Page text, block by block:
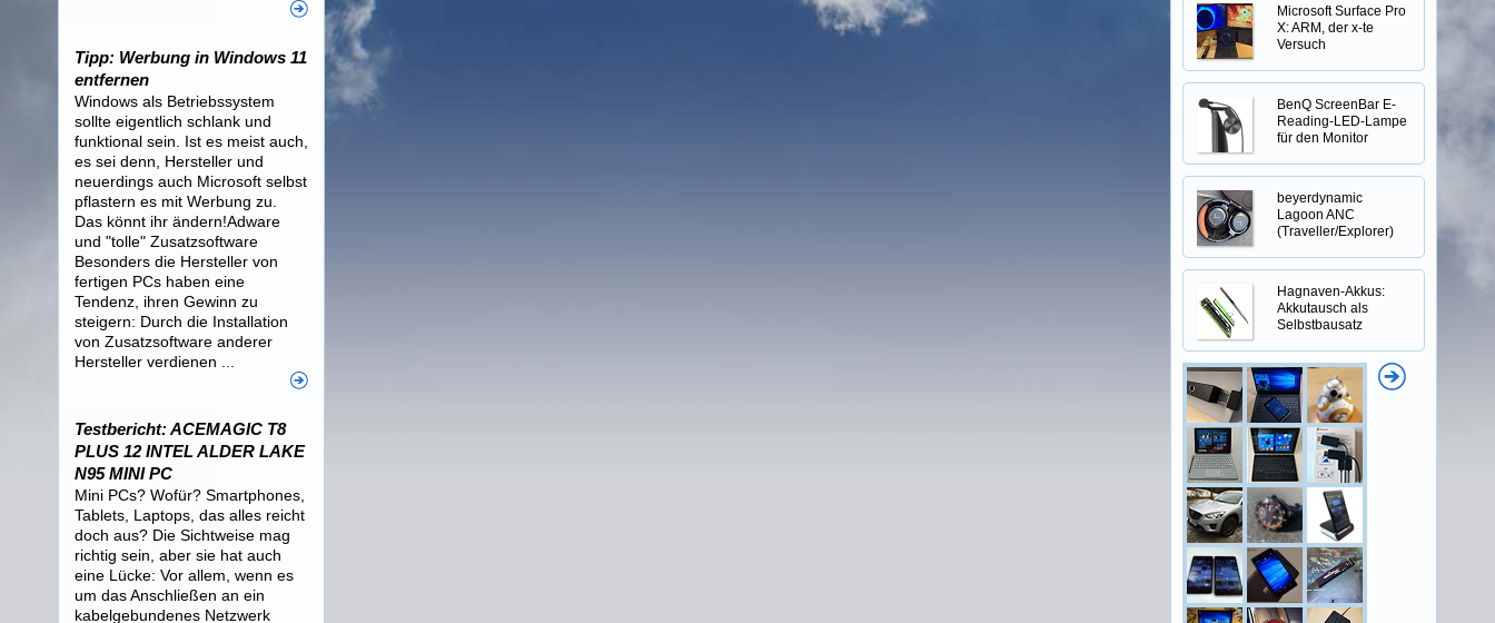
Tipp: Werbung in Windows 11
entfernen
Windows als Betriebssystem
sollte eigentlich schlank und
funktional sein. Ist es meist auch,
es sei denn, Hersteller und
neuerdings auch Microsoft selbst
pflastern es mit Werbung zu.
Das könnt ihr ändern!Adware
und "tolle" Zusatzsoftware
Besonders die Hersteller von
fertigen PCs haben eine
Tendenz, ihren Gewinn zu
steigern: Durch die Installation
von Zusatzsoftware anderer
Hersteller verdienen ...
Testbericht: ACEMAGIC T8
PLUS 12 INTEL ALDER LAKE
N95 MINI PC
Mini PCs? Wofür? Smartphones,
Tablets, Laptops, das alles reicht
doch aus? Die Sichtweise mag
richtig sein, aber sie hat auch
eine Lücke: Vor allem, wenn es
um das Anschließen an ein
kabelgebundenes Netzwerk
Microsoft Surface Pro
X: ARM, der x-te
Versuch
BenQ ScreenBar E-
Reading-LED-Lampe
für den Monitor
beyerdynamic
Lagoon ANC
(Traveller/Explorer)
Hagnaven-Akkus:
Akkutausch als
Selbstbausatz